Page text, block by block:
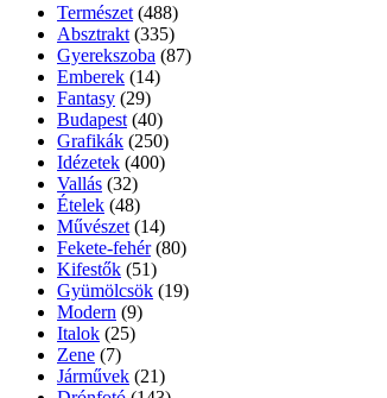
Természet (488)
Absztrakt (335)
Gyerekszoba (87)
Emberek (14)
Fantasy (29)
Budapest (40)
Grafikák (250)
Idézetek (400)
Vallás (32)
Ételek (48)
Művészet (14)
Fekete-fehér (80)
Kifestők (51)
Gyümölcsök (19)
Modern (9)
Italok (25)
Zene (7)
Járművek (21)